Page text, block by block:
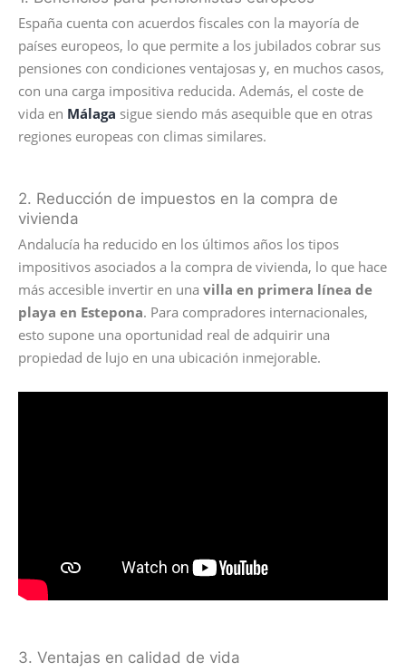
España cuenta con acuerdos fiscales con la mayoría de
países europeos, lo que permite a los jubilados cobrar sus
pensiones con condiciones ventajosas y, en muchos casos,
con una carga impositiva reducida. Además, el coste de
vida en Málaga sigue siendo más asequible que en otras
regiones europeas con climas similares.
2. Reducción de impuestos en la compra de
vivienda
Andalucía ha reducido en los últimos años los tipos
impositivos asociados a la compra de vivienda, lo que hace
más accesible invertir en una villa en primera línea de
playa en Estepona. Para compradores internacionales,
esto supone una oportunidad real de adquirir una
propiedad de lujo en una ubicación inmejorable.
3. Ventajas en calidad de vida